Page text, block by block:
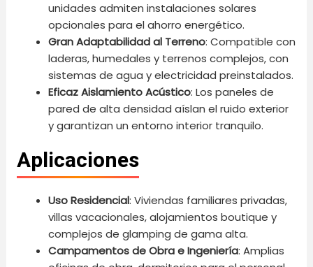
unidades admiten instalaciones solares
opcionales para el ahorro energético.
Gran Adaptabilidad al Terreno: Compatible con
laderas, humedales y terrenos complejos, con
sistemas de agua y electricidad preinstalados.
Eficaz Aislamiento Acústico: Los paneles de
pared de alta densidad aíslan el ruido exterior
y garantizan un entorno interior tranquilo.
Aplicaciones
Uso Residencial: Viviendas familiares privadas,
villas vacacionales, alojamientos boutique y
complejos de glamping de gama alta.
Campamentos de Obra e Ingeniería: Amplias